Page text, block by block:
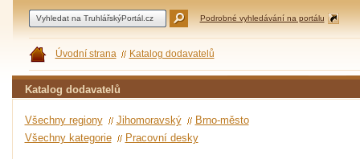
Podrobné vyhledávání na portálu
Úvodní strana Katalog dodavatelů
Katalog dodavatelů
Všechny regiony Jihomoravský
Brno-město
Všechny kategorie
Pracovní desky